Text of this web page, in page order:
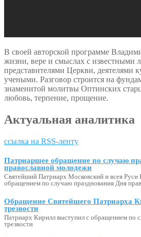
В своей авторской программе
жизни, вере и смыслах с известными
представителями Церкви, деятелями
учеными. Разговор строится на
знаменитой молитвы Оптинских
любовь, терпение, прощение.
Актуальная аналитика
ссылка на RSS-ленту
Патриаршее обращение по случаю
православной молодежи
Святейший Патриарх Московский и всея Руси
обращением по случаю празднования Дня
Обращение Святейшего Патриарха
трезвости
Патриарх Кирилл выступил с обращением по
трезвости